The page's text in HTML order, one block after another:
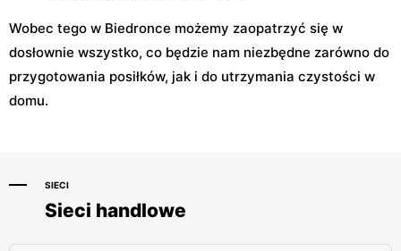
Wobec tego w Biedronce możemy zaopatrzyć się w
dosłownie wszystko, co będzie nam niezbędne zarówno do
przygotowania posiłków, jak i do utrzymania czystości w
domu.
SIECI
Sieci handlowe